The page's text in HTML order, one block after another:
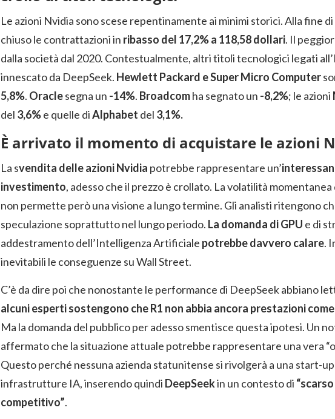
Le azioni Nvidia sono scese repentinamente ai minimi storici. Alla fine
chiuso le contrattazioni in ribasso del 17,2% a 118,58 dollari. Il
dalla società dal 2020. Contestualmente, altri titoli tecnologici legati
innescato da DeepSeek. Hewlett Packard e Super Micro Computer
5,8%. Oraclesegna un -14%. Broadcomha segnato un -8,2%; le azioni
del 3,6%e quelle diAlphabet del 3,1%.
È arrivato il momento di acquistare le azioni
La svendita delle azioni Nvidia potrebbe rappresentare un’
investimento, adesso che il prezzo è crollato. La volatilità
non permette però una visione a lungo termine. Gli analisti ritengono
speculazione soprattutto nel lungo periodo. La domanda di GPU e di
addestramento dell’Intelligenza Artificiale potrebbe davvero calare.
inevitabili le conseguenze su Wall Street.
C’è da dire poi che nonostante le performance di DeepSeek abbiano
alcuni esperti sostengono che R1 non abbia ancora prestazioni
Ma la domanda del pubblico per adesso smentisce questa ipotesi. Un
affermato che la situazione attuale potrebbe rappresentare una vera
Questo perché nessuna azienda statunitense si rivolgerà a una start-
infrastrutture IA, inserendo quindi DeepSeekin un contesto di
competitivo”.